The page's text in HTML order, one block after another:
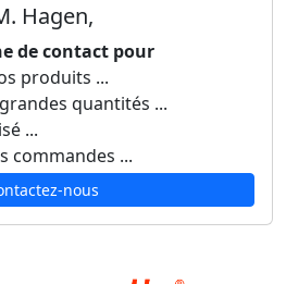
Hagen,
de contact pour
produits ...
quantités ...
...
commandes ...
nous